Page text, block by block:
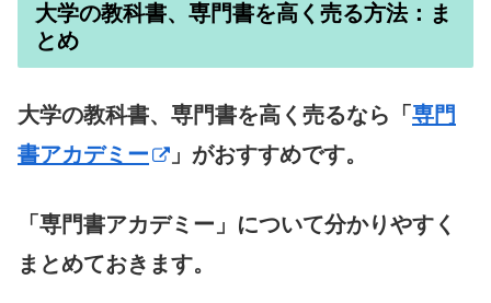
大学の教科書、専門書を高く売る方法：ま
とめ
大学の教科書、専門書を高く売るなら「 専門
書アカデミー
」がおすすめです。
「専門書アカデミー」について分かりやすく
まとめておきます。